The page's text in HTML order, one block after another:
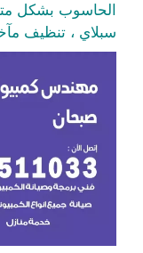
الحاسوب بشكل
سبلاي ، تنظيف